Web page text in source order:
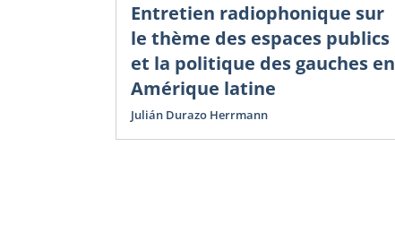
Entretien radiophonique sur
le thème des espaces publics
et la politique des gauches en
Amérique latine
Julián Durazo Herrmann